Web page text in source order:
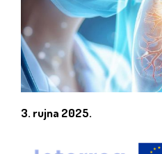
3. rujna 2025.